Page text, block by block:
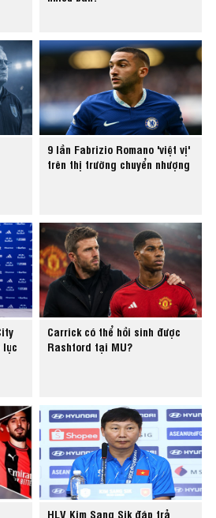
9 lần Fabrizio Romano 'việt vị'
trên thị trường chuyển nhượng
lục
Carrick có thể hồi sinh được
Rashford tại MU?
HLV Kim Sang Sik đáp trả